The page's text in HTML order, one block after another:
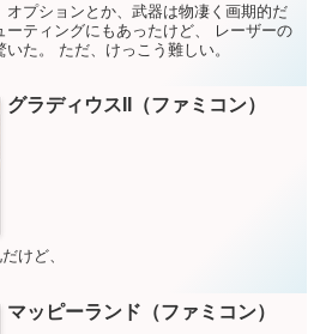
オプションとか、武器は物凄く画期的だ
ーティングにもあったけど、 レーザーの
た。 ただ、けっこう難しい。
グラディウスII（ファミコン）
けど、
マッピーランド（ファミコン）